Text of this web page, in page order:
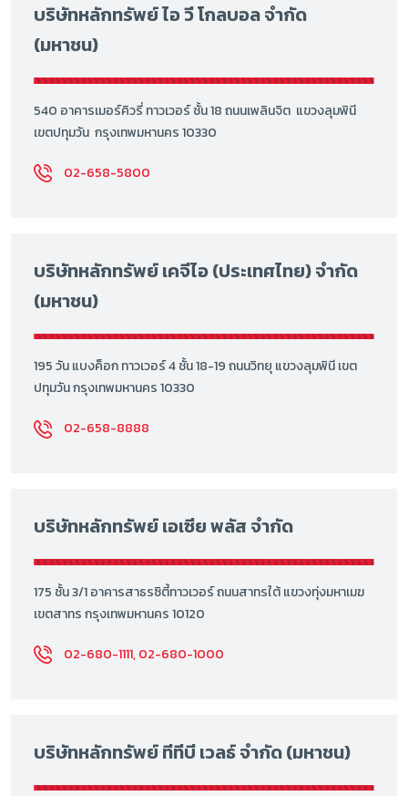
บริษัทหลักทรัพย์ ไอ วี โกลบอล จำกัด
(มหาชน)
540 อาคารเมอร์คิวรี่ ทาวเวอร์ ชั้น 18 ถนนเพลินจิต แขวงลุมพินี
เขตปทุมวัน กรุงเทพมหานคร 10330
02-658-5800
บริษัทหลักทรัพย์ เคจีไอ (ประเทศไทย) จำกัด
(มหาชน)
195 วัน แบงค็อก ทาวเวอร์ 4 ชั้น 18-19 ถนนวิทยุ แขวงลุมพินี เขต
ปทุมวัน กรุงเทพมหานคร 10330
02-658-8888
บริษัทหลักทรัพย์ เอเซีย พลัส จำกัด
175 ชั้น 3/1 อาคารสาธรซิตี้ทาวเวอร์ ถนนสาทรใต้ แขวงทุ่งมหาเมฆ
เขตสาทร กรุงเทพมหานคร 10120
02-680-1111, 02-680-1000
บริษัทหลักทรัพย์ ทีทีบี เวลธ์ จำกัด (มหาชน)